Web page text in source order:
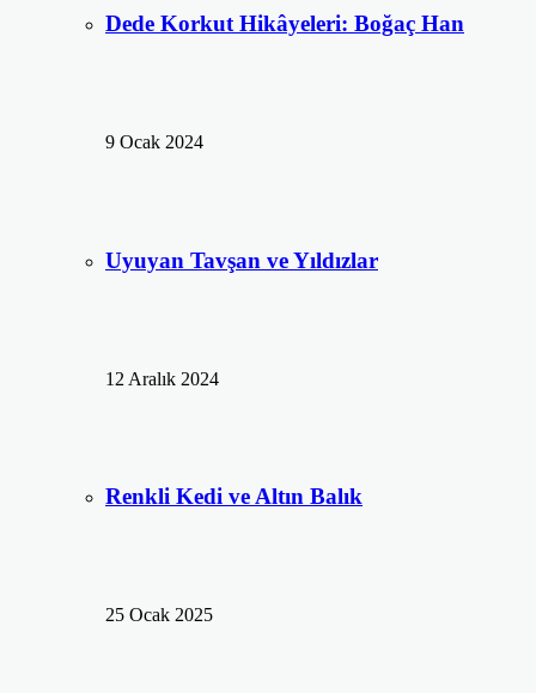
Dede Korkut Hikâyeleri: Boğaç Han
9 Ocak 2024
Uyuyan Tavşan ve Yıldızlar
12 Aralık 2024
Renkli Kedi ve Altın Balık
25 Ocak 2025